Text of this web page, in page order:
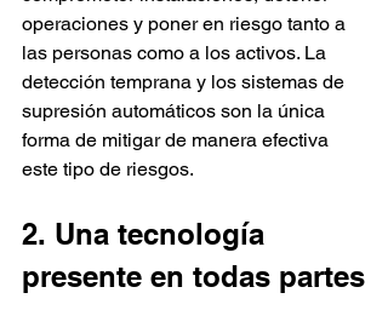
operaciones y poner en riesgo tanto a
las personas como a los activos. La
detección temprana y los sistemas de
supresión automáticos son la única
forma de mitigar de manera efectiva
este tipo de riesgos.
2. Una tecnología
presente en todas partes